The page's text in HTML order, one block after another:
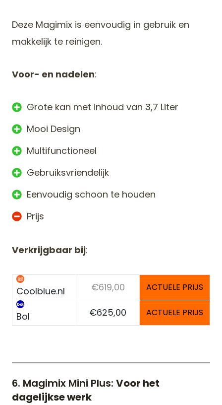
Deze Magimix is eenvoudig in gebruik en
makkelijk te reinigen.
Voor- en nadelen:
Grote kan met inhoud van 3,7 Liter
Mooi Design
Multifunctioneel
Gebruiksvriendelijk
Eenvoudig schoon te houden
Prijs
Verkrijgbaar bij:
Coolblue.nl €619,00 ACTUELE PRIJS
Bol €625,00 ACTUELE PRIJS
6. Magimix Mini Plus: Voor het
dagelijkse werk